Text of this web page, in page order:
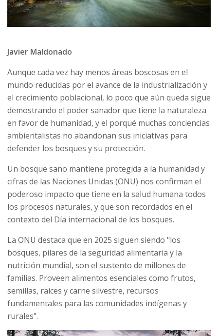
Javier Maldonado
Aunque cada vez hay menos áreas boscosas en el
mundo reducidas por el avance de la industrialización y
el crecimiento poblacional, lo poco que aún queda sigue
demostrando el poder sanador que tiene la naturaleza
en favor de humanidad, y el porqué muchas conciencias
ambientalistas no abandonan sus iniciativas para
defender los bosques y su protección.
Un bosque sano mantiene protegida a la humanidad y
cifras de las Naciones Unidas (ONU) nos confirman el
poderoso impacto que tiene en la salud humana todos
los procesos naturales, y que son recordados en el
contexto del Día internacional de los bosques.
La ONU destaca que en 2025 siguen siendo "los
bosques, pilares de la seguridad alimentaria y la
nutrición mundial, son el sustento de millones de
familias. Proveen alimentos esenciales como frutos,
semillas, raíces y carne silvestre, recursos
fundamentales para las comunidades indígenas y
rurales".